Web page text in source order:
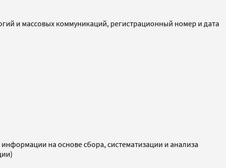
и массовых коммуникаций, регистрационный номер и дата
на основе сбора, систематизации и анализа